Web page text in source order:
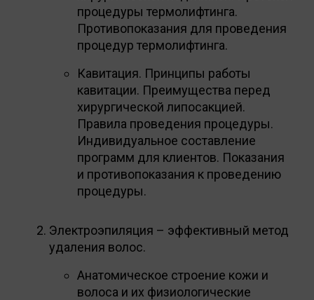
процедуры термолифтинга.
Противопоказания для проведения
процедур термолифтинга.
Кавитация. Принципы работы
кавитации. Преимущества перед
хирургической липосакцией.
Правила проведения процедуры.
Индивидуальное составление
программ для клиентов. Показания
и противопоказания к проведению
процедуры.
Электроэпиляция – эффективный метод
удаления волос.
Анатомическое строение кожи и
волоса и их физиологические